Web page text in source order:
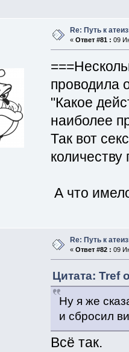
Re: Путь к
« Ответ #81 : 09
проводила
"Какое
наиболее
Так вот
А что
Re: Путь к
« Ответ #82 : 09
Цитата: Tref
Ну я же
и сбросил
Всё так.